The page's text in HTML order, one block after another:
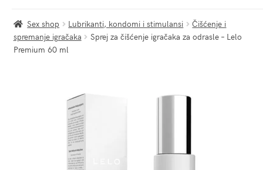
Sex shop Lubrikanti, kondomi i stimulansi
Čišćenje i
spremanje igračaka
Sprej za čišćenje igračaka za odrasle – Lelo
Premium 60 ml